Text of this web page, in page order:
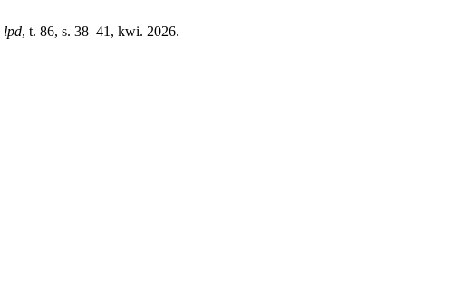
lpd, t. 86, s. 38–41, kwi. 2026.